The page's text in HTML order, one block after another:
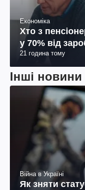
Економіка
Хто з
у 70% від
21 година тому
Інші новини
Війна в Україні
Як зняти